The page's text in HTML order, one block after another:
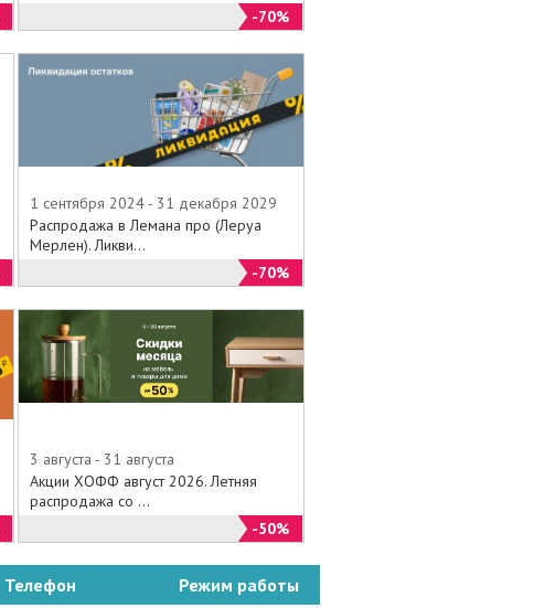
-70%
1 сентября 2024 - 31 декабря 2029
Распродажа в Лемана про (Леруа
Мерлен). Ликви...
-70%
3 августа - 31 августа
Акции ХОФФ август 2026. Летняя
распродажа со ...
-50%
Телефон Режим работы